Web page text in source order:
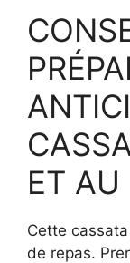
ET
Cette
de repas.